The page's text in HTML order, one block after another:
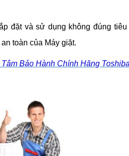
đặt và sử dụng không đúng tiêu
toàn của Máy giặt.
Bảo Hành Chính Hãng